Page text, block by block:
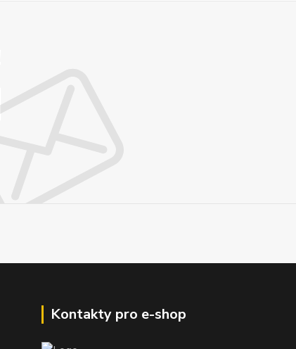
Kontakty pro e-shop